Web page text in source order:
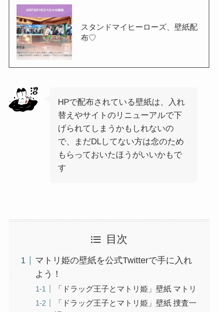
スタンドマイヒーローズ、壁紙配
布♡
HPで配布されている壁紙は、入れ
替えやサイトのリニューアルで下
げられてしまうかもしれないの
で、まだDLしてない方は念のため
もらっておいたほうがいいかもで
す
目次
マトリ姫の壁紙を公式Twitterで手に入れ
よう！
「ドラッグ王子とマトリ姫」壁紙 マトリ
「ドラッグ王子とマトリ姫」壁紙 捜査一